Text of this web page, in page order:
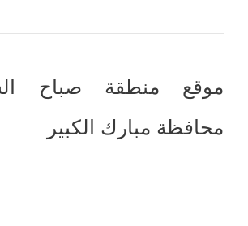
موقع منطقة صباح
محافظة مبارك الكبير